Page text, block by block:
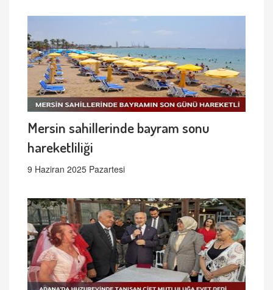
Mersin sahillerinde bayram sonu
hareketliliği
9 Haziran 2025 Pazartesi